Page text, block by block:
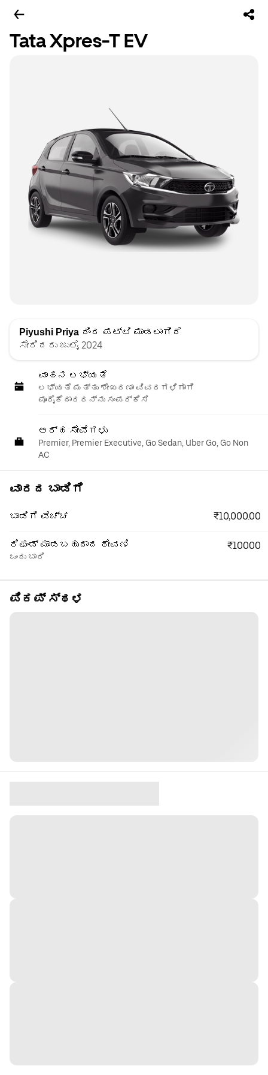
Tata Xpres-T EV
Piyushi Priya ರಿಂದ ಪಟ್ಟಿ ಮಾಡಲಾಗಿದೆ
ಸೇರಿದರು ಜುಲೈ 2024
ವಾಹನ ಲಭ್ಯತೆ
ಲಭ್ಯತೆ ಮತ್ತು ಶೇಖರಣಾ ವಿವರಗಳಿಗಾಗಿ
ಪೂರೈಕೆದಾರರನ್ನು ಸಂಪರ್ಕಿಸಿ
ಅರ್ಹ ಸೇವೆಗಳು
Premier, Premier Executive, Go Sedan, Uber Go, Go Non
AC
ವಾರದ ಬಾಡಿಗೆ
ಬಾಡಿಗೆ ವೆಚ್ಚ ₹10,000.00
ರಿಫಂಡ್ ಮಾಡಬಹುದಾದ ಠೇವಣಿ
ಒಂದು ಬಾರಿ
₹10000
ಪಿಕಪ್ ಸ್ಥಳ